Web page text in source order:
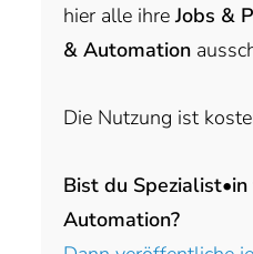
hier alle ihreJobs &
& Automation
Die Nutzung ist
Bist du
Automation?